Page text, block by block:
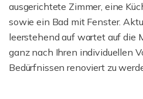
ausgerichtete Zimmer, eine
sowie ein Bad mit Fenster.
leerstehend auf wartet auf die
ganz nach Ihren individuellen
Bedürfnissen renoviert zu